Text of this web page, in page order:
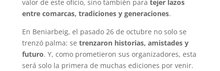
valor de este oficio, sino también para tejer lazos
entre comarcas, tradiciones y generaciones.
En Beniarbeig, el pasado 26 de octubre no solo se
trenzó palma: se trenzaron historias, amistades y
futuro. Y, como prometieron sus organizadores, esta
será solo la primera de muchas ediciones por venir.